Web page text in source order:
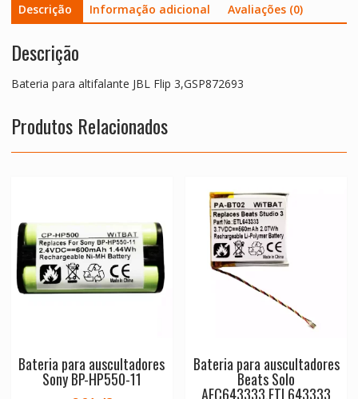
Descrição Informação adicional Avaliações (0)
Descrição
Bateria para altifalante JBL Flip 3,GSP872693
Produtos Relacionados
Bateria para auscultadores
Sony BP-HP550-11
Bateria para auscultadores
Beats Solo
AEC643333,ETL643333